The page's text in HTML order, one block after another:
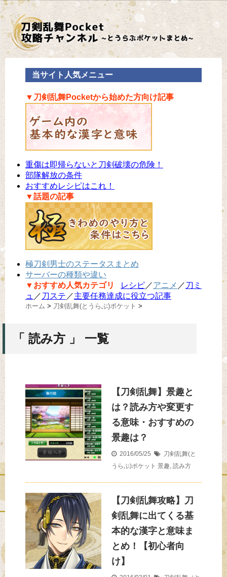
当サイト人気メニュー
▼刀剣乱舞Pocketから始めた方向け記事
重傷は即帰らないと刀剣破壊の危険！
部隊解放の条件
おすすめレシピはこれ！
▼話題の記事
極刀剣男士のステータスまとめ
サーバーの種類や違い
▼おすすめ人気カテゴリ
レシピ／アニメ ／ 刀ミ
ュ ／ 刀ステ ／主要任務達成に役立つ記事
ホーム > 刀剣乱舞(とうらぶ)ポケット >
「 読み方 」 一覧
【刀剣乱舞】景趣と
は？読み方や変更す
る意味・おすすめの
景趣は？
2016/05/25
刀剣乱舞(と
うらぶ)ポケット 景趣, 読み方
【刀剣乱舞攻略】刀
剣乱舞に出てくる基
本的な漢字と意味ま
とめ！【初心者向
け】